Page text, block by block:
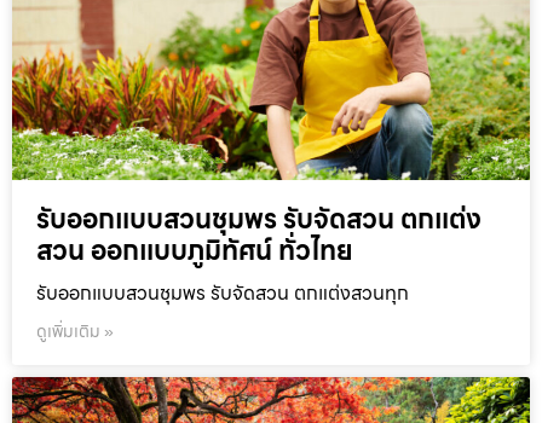
รับออกแบบสวนชุมพร รับจัดสวน ตกแต่ง
สวน ออกแบบภูมิทัศน์ ทั่วไทย
รับออกแบบสวนชุมพร รับจัดสวน ตกแต่งสวนทุก
ดูเพิ่มเติม »